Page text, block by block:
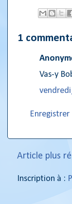
1
Vas-y
Article plus
Inscription à :